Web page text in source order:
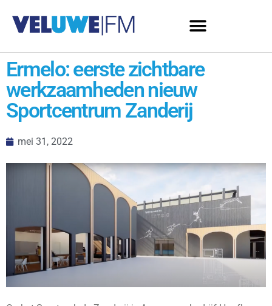
Ermelo: eerste zichtbare
werkzaamheden nieuw
Sportcentrum Zanderij
mei 31, 2022